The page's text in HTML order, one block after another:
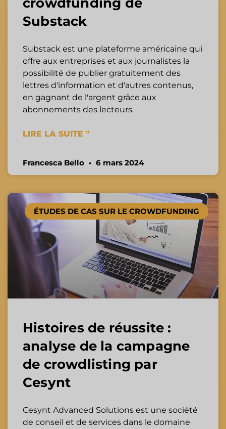
Substack
Substack est une plateforme américaine qui
offre aux entreprises et aux journalistes la
possibilité de publier gratuitement des
lettres d'information et d'autres contenus,
en gagnant de l'argent grâce aux
abonnements des lecteurs.
LIRE LA SUITE "
Francesca Bello 6 mars 2024
ÉTUDES DE CAS SUR LE CROWDFUNDING
Histoires de réussite :
analyse de la campagne
de crowdlisting par
Cesynt
Cesynt Advanced Solutions est une société
de conseil et de services dans le domaine